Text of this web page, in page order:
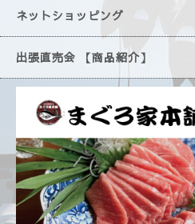
ネットショッピング
出張直売会 【商品紹介】